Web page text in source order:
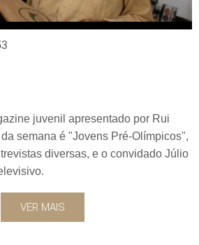
juvenil apresentado por Rui
semana é "Jovens Pré-Olímpicos",
diversas, e o convidado Júlio
VER MAIS